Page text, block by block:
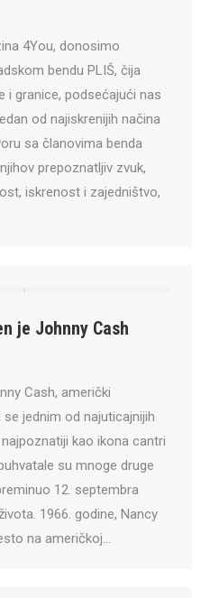
4You, donosimo
bendu PLIŠ, čija
i granice, podsećajući nas
od najiskrenijih načina
sa članovima benda
prepoznatljiv zvuk,
iskrenost i zajedništvo,
je Johnny Cash
Cash, američki
jednim od najuticajnijih
kao ikona cantri
su mnoge druge
12. septembra
1966. godine, Nancy
na američkoj…